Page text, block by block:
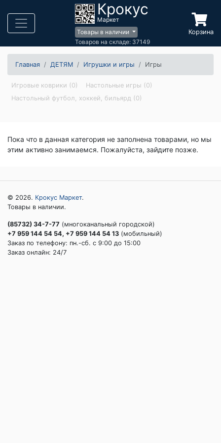
Крокус
Маркет
Товары в наличии
Товаров на складе: 37149
Корзина
Главная ДЕТЯМ Игрушки и игры Игры
Игровые коврики (0)
Настольные игры (0)
Настольный футбол, хоккей, бильярд (0)
Пока что в данная категория не заполнена товарами, но мы
этим активно занимаемся. Пожалуйста, зайдите позже.
© 2026. Крокус Маркет.
Товары в наличии.
(85732) 34-7-77 (многоканальный городской)
+7 959 144 54 54, +7 959 144 54 13 (мобильный)
Заказ по телефону: пн.-сб. c 9:00 до 15:00
Заказ онлайн: 24/7